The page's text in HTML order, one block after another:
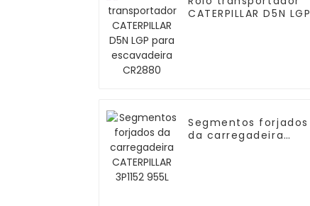
CATERPILLAR D5N LGP
Segmentos forjados
da carregadeira